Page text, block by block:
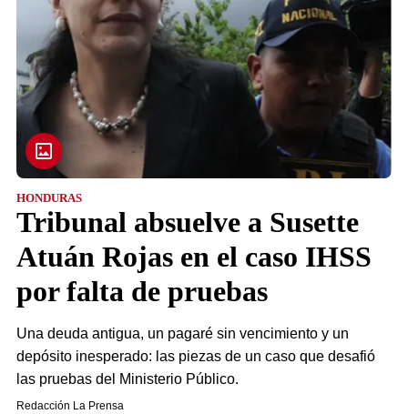
HONDURAS
Tribunal absuelve a Susette
Atuán Rojas en el caso IHSS
por falta de pruebas
Una deuda antigua, un pagaré sin vencimiento y un
depósito inesperado: las piezas de un caso que desafió
las pruebas del Ministerio Público.
Redacción La Prensa